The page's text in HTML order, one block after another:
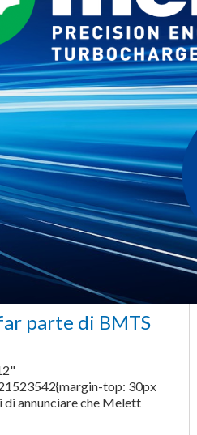
parte di BMTS
top: 30px
annunciare che Melett